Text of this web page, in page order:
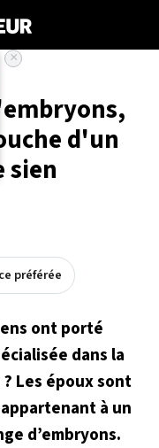
d'un
sien
préférée
×
ont porté
dans la
Les époux sont
à un
d’embryons.